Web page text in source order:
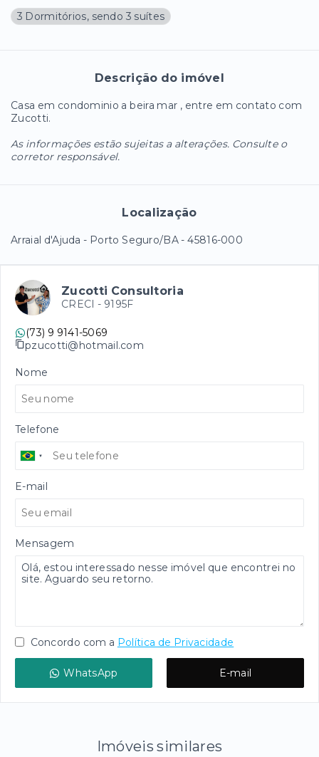
3 Dormitórios, sendo 3 suítes
Descrição do imóvel
Casa em condominio a beira mar , entre em contato com
Zucotti.
As informações estão sujeitas a alterações. Consulte o
corretor responsável.
Localização
Arraial d'Ajuda - Porto Seguro/BA- 45816-000
Zucotti Consultoria
CRECI - 9195F
(73) 9 9141-5069
pzucotti@hotmail.com
Nome
Telefone
E-mail
Mensagem
Concordo com a Política de Privacidade
WhatsApp E-mail
Imóveis similares